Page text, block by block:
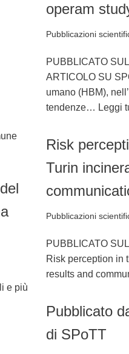
operam
Pubblicazioni
PUBBLICATO
ARTICOLO SU
umano (HBM),
tendenze… Leggi
Risk
Turin
Pubblicazioni
PUBBLICATO
Risk perception in
results and
e più
Pubblicato
di SPoTT